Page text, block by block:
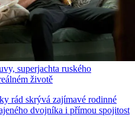
superjachta ruského
životě
rád skrývá zajímavé rodinné
dvojníka i přímou spojitost